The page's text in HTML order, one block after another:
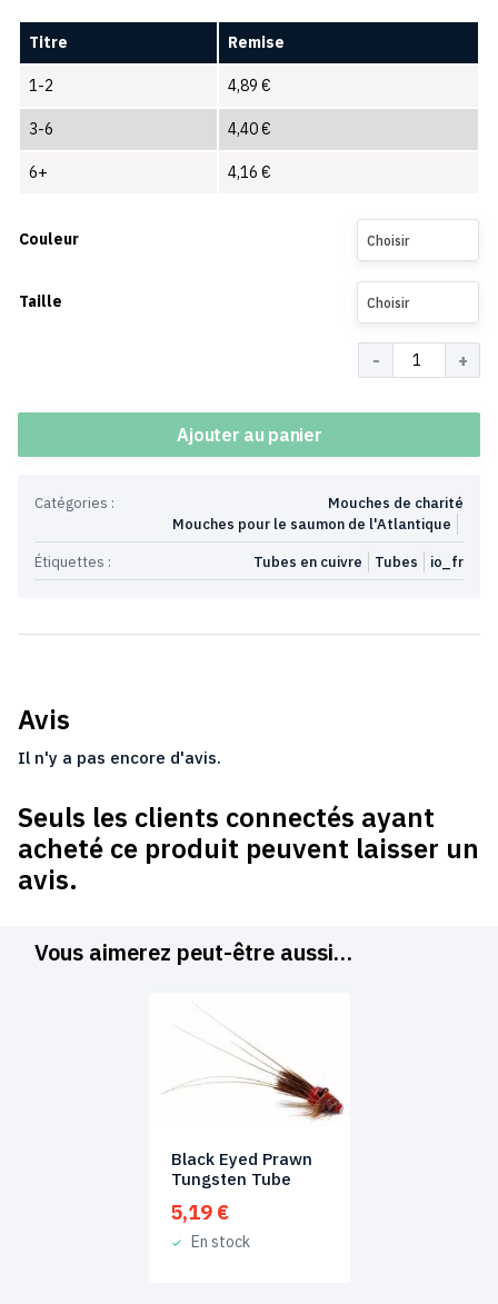
Titre Remise
1-2 4,89 €
3-6 4,40€
6+ 4,16 €
Couleur Choisir
Taille Choisir
Ajouter au panier
Catégories :
Mouches de charité
Mouches pour le saumon de l'Atlantique
Étiquettes :
io_fr
Tubes
Tubes en cuivre
Avis
Il n'y a pas encore d'avis.
Seuls les clients connectés ayant
acheté ce produit peuvent laisser un
avis.
Vous aimerez peut-être aussi…
Black Eyed Prawn
Tungsten Tube
5,19 €
En stock